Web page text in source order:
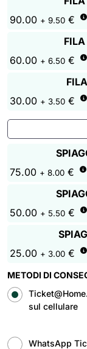
90.00 + 9.50 €
60.00 + 6.50 €
30.00 + 3.50 €
75.00 + 8.00 €
50.00 + 5.50 €
25.00 + 3.00 €
METODI DI
sul cellulare
WhatsApp